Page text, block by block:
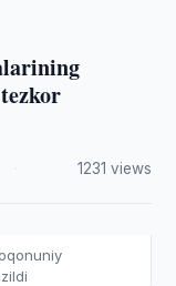
1231 views